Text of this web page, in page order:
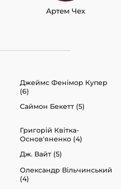
Артем Чех
Джеймс Фенімор Купер
(6)
Саймон Бекетт (5)
Григорій Квітка-
Основ'яненко (4)
Дж. Вайт (5)
Олександр Вільчинський
(4)